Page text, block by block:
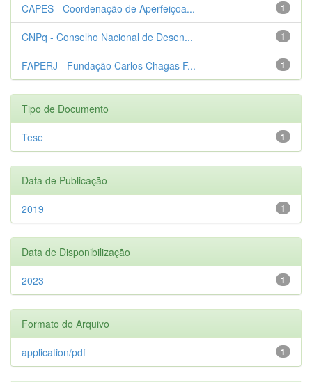
1
CAPES - Coordenação de Aperfeiçoa...
1
CNPq - Conselho Nacional de Desen...
1
FAPERJ - Fundação Carlos Chagas F...
Tipo de Documento
1
Tese
Data de Publicação
1
2019
Data de Disponibilização
1
2023
Formato do Arquivo
1
application/pdf